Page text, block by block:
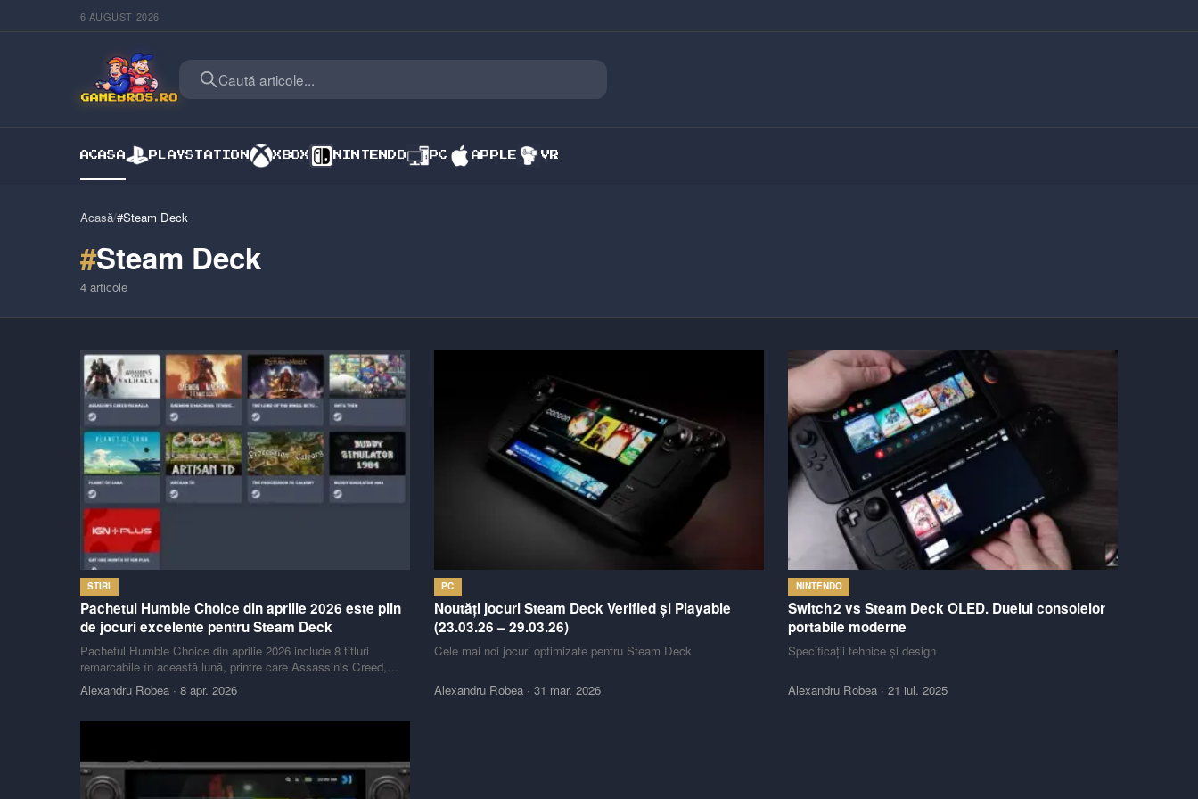
6 AUGUST 2026
Caută articole...
ACASA PLAYSTATION XBOX NINTENDO PC APPLE VR
Acasă/#Steam Deck
#Steam Deck
4articole
STIRI
Pachetul Humble Choice din aprilie 2026 este plin
de jocuri excelente pentru Steam Deck
Pachetul Humble Choice din aprilie 2026 include 8 titluri
remarcabile în această lună, printre care Assassin's Creed,
Daemon X Machina și The Lord of the Rings.
Alexandru Robea· 8 apr. 2026
PC
Noutăți jocuri Steam Deck Verified și Playable
(23.03.26 – 29.03.26)
Cele mai noi jocuri optimizate pentru Steam Deck
Alexandru Robea· 31 mar. 2026
NINTENDO
Switch 2 vs Steam Deck OLED. Duelul consolelor
portabile moderne
Specificații tehnice și design
Alexandru Robea· 21 iul. 2025